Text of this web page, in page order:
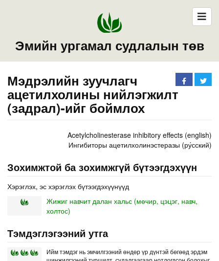
Эмийн ургамал судлалын төв
Мэдрэлийн зуучлагч
ацетилхолины нийлэгжилт
(задрал)-ийг боймлох
Acetylcholinesterase inhibitory effects (english)
Ингибиторы ацетилхолинэстеразы (ру́сский)
Зохимжтой ба зохимжгүй бүтээгдэхүүн
Хэрэглэх, эс хэрэглэх бүтээгдэхүүнүүд
Жижиг навчит далан хальс (мөчир, цэцэг, навч,
холтос)
Тэмдэглэгээний утга
Ийм тэмдэг нь эмчилгээний өндөр үр дүнтэй бөгөөд эрдэм